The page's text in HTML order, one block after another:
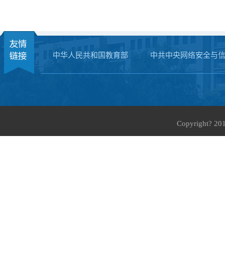
中华人民共和国教育部 中共中央网络安全与
Copyright?